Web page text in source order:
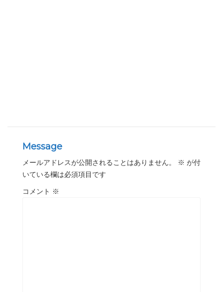
Message
メールアドレスが公開されることはありません。 ※ が付
いている欄は必須項目です
コメント ※